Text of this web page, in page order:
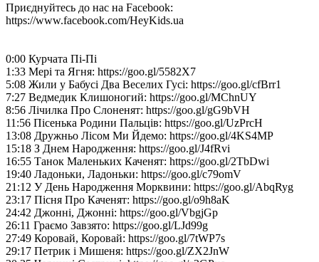
Приєднуйтесь до нас на Facebook:
https://www.facebook.com/HeyKids.ua
0:00 Курчата Пі-Пі
1:33 Мері та Ягня: https://goo.gl/5582X7
5:08 Жили у Бабусі Два Веселих Гусі: https://goo.gl/cfBrr1
7:27 Ведмедик Клишоногий: https://goo.gl/MChnUY
8:56 Лічилка Про Слоненят: https://goo.gl/gG9bVH
11:56 Пісенька Родини Пальців: https://goo.gl/UzPrcH
13:08 Дружньо Лісом Ми Йдемо: https://goo.gl/4KS4MP
15:18 З Днем Народження: https://goo.gl/J4fRvi
16:55 Танок Маленьких Каченят: https://goo.gl/2TbDwi
19:40 Ладоньки, Ладоньки: https://goo.gl/c79omV
21:12 У День Народження Морквини: https://goo.gl/AbqRyg
23:17 Пісня Про Каченят: https://goo.gl/o9h8aK
24:42 Джонні, Джонні: https://goo.gl/VbgjGp
26:11 Граємо Завзято: https://goo.gl/LJd99g
27:49 Коровай, Коровай: https://goo.gl/7tWP7s
29:17 Петрик і Мишеня: https://goo.gl/ZX2JnW